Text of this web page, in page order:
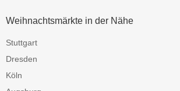
Weihnachtsmärkte in der Nähe
Stuttgart
Dresden
Köln